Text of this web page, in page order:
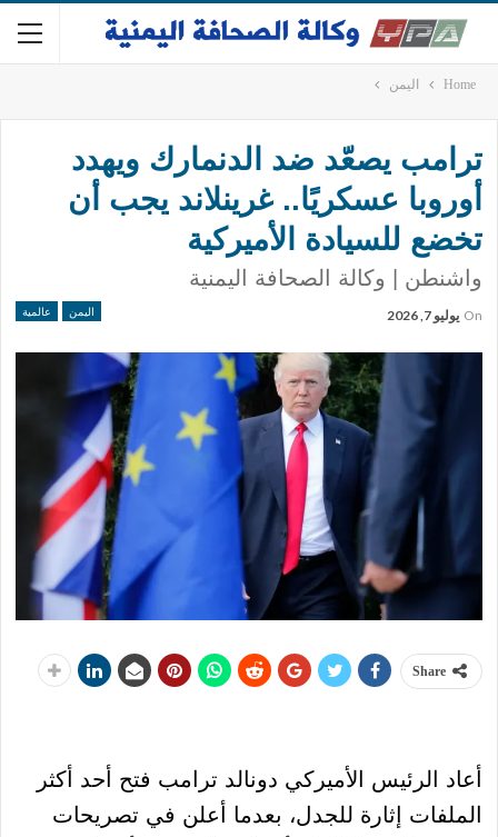
Home اليمن
ترامب يصعّد ضد الدنمارك ويهدد
أوروبا عسكريًا.. غرينلاند يجب أن
تخضع للسيادة الأميركية
واشنطن | وكالة الصحافة اليمنية
اليمن عالمية On يوليو 7, 2026
Share
أعاد الرئيس الأميركي دونالد ترامب فتح أحد أكثر
الملفات إثارة للجدل، بعدما أعلن في تصريحات